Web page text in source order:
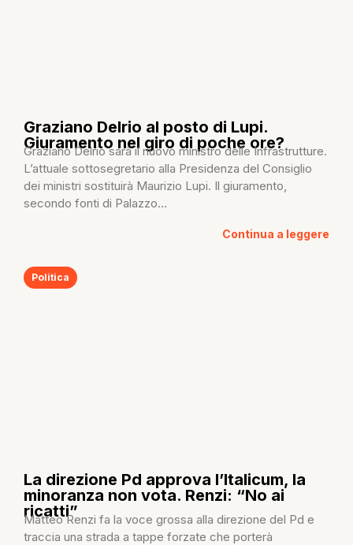
Graziano Delrio al posto di Lupi.
Giuramento nel giro di poche ore?
Graziano Delrio sarà il nuovo ministro delle Infrastrutture.
L’attuale sottosegretario alla Presidenza del Consiglio
dei ministri sostituirà Maurizio Lupi. Il giuramento,
secondo fonti di Palazzo...
Continua a leggere
Politica
La direzione Pd approva l’Italicum, la
minoranza non vota. Renzi: “No ai
ricatti”
Matteo Renzi fa la voce grossa alla direzione del Pd e
traccia una strada a tappe forzate che porterà